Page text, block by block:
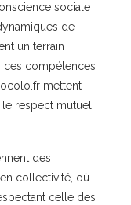
sociale
de
un terrain
ces compétences
mettent
respect mutuel,
des
collectivité, où
celle des